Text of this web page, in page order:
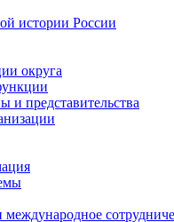
истории России
округа
и представительства